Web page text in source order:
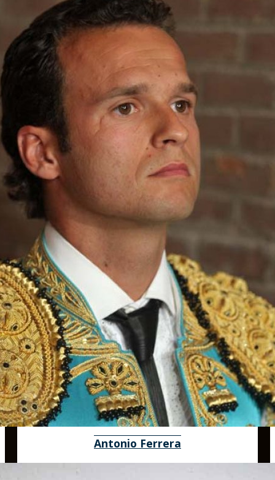
Antonio Ferrera